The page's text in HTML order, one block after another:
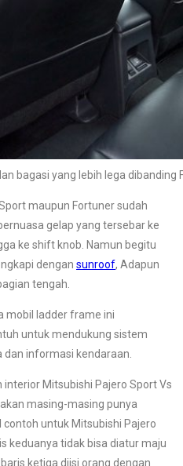
bagasi yang lebih lega dibanding
maupun Fortuner sudah
gelap yang tersebar ke
ke shift knob. Namun begitu
dengan sunroof, Adapun
tengah.
mobil ladder frame ini
untuk mendukung sistem
dan informasi kendaraan.
Mitsubishi Pajero Sport Vs
masing-masing punya
untuk Mitsubishi Pajero
keduanya tidak bisa diatur maju
ketiga diisi orang dengan